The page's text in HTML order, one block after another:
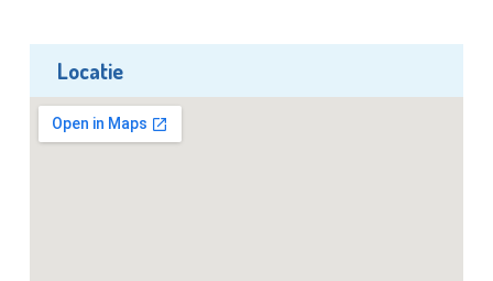
Locatie